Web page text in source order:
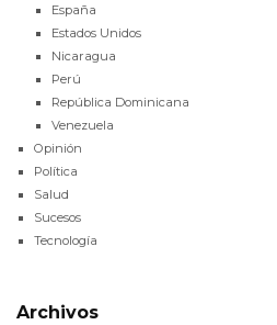
España
Estados Unidos
Nicaragua
Perú
República Dominicana
Venezuela
Opinión
Política
Salud
Sucesos
Tecnología
Archivos